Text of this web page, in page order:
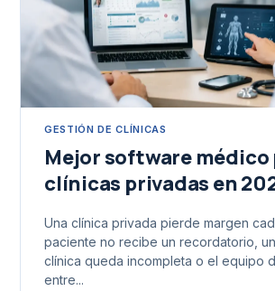
GESTIÓN DE CLÍNICAS
Mejor software médico
clínicas privadas en
Una clínica privada pierde margen
paciente no recibe un recordatorio,
clínica queda incompleta o el equipo
entre...